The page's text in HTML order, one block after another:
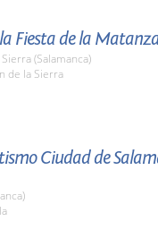
Fiesta de la
(Salamanca)
de la Sierra
Ciudad de